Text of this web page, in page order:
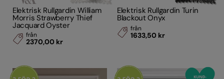
Elektrisk Rullgardin William
Morris Strawberry Thief
Jacquard Oyster
från
2370,00 kr
Elektrisk Rullgardin Turin
Blackout Onyx
från
1633,50 kr